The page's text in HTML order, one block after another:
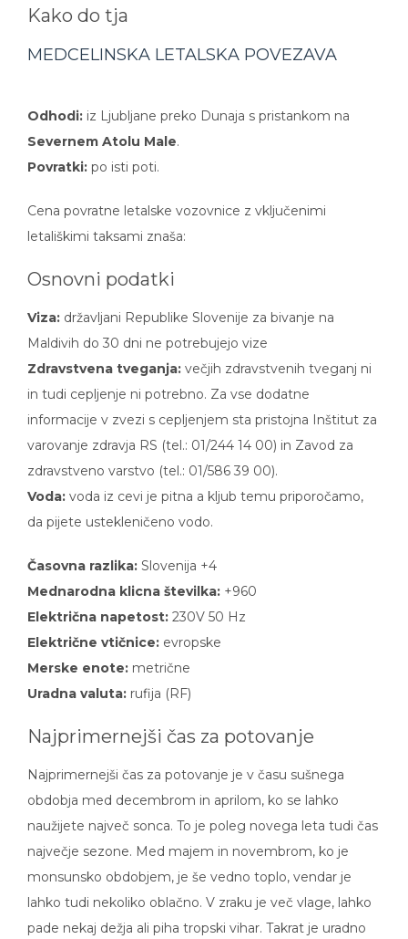
Kako do tja
MEDCELINSKA LETALSKA POVEZAVA
Odhodi: iz Ljubljane preko Dunaja s pristankom na
Severnem Atolu Male.
Povratki: po isti poti.
Cena povratne letalske vozovnice z vključenimi
letališkimi taksami znaša:
Osnovni podatki
Viza: državljani Republike Slovenije za bivanje na
Maldivih do 30 dni ne potrebujejo vize
Zdravstvena tveganja: večjih zdravstvenih tveganj ni
in tudi cepljenje ni potrebno. Za vse dodatne
informacije v zvezi s cepljenjem sta pristojna Inštitut za
varovanje zdravja RS (tel.: 01/244 14 00) in Zavod za
zdravstveno varstvo (tel.: 01/586 39 00).
Voda: voda iz cevi je pitna a kljub temu priporočamo,
da pijete ustekleničeno vodo.
Časovna razlika: Slovenija +4
Mednarodna klicna številka: +960
Električna napetost: 230V 50 Hz
Električne vtičnice: evropske
Merske enote: metrične
Uradna valuta: rufija (RF)
Najprimernejši čas za potovanje
Najprimernejši čas za potovanje je v času sušnega
obdobja med decembrom in aprilom, ko se lahko
naužijete največ sonca. To je poleg novega leta tudi čas
največje sezone. Med majem in novembrom, ko je
monsunsko obdobjem, je še vedno toplo, vendar je
lahko tudi nekoliko oblačno. V zraku je več vlage, lahko
pade nekaj dežja ali piha tropski vihar. Takrat je uradno